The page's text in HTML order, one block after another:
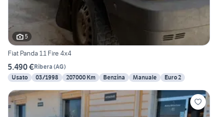
5
Fiat Panda 1.1 Fire 4x4
5.490 €Ribera (AG)
Usato
03/1998 207000 Km Benzina Manuale Euro 2